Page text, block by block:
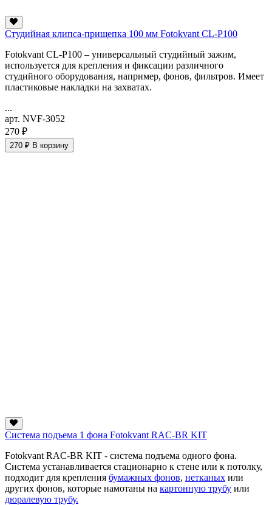
Студийная клипса-прищепка 100 мм Fotokvant CL-P100
Fotokvant CL-P100 – универсальный студийный зажим,
используется для крепления и фиксации различного
студийного оборудования, например, фонов, фильтров. Имеет
пластиковые накладки на захватах.
...
арт. NVF-3052
270 ₽
270 ₽ В корзину
Система подъема 1 фона Fotokvant RAC-BR KIT
Fotokvant RAC-BR KIT - система подъема одного фона.
Система устанавливается стационарно к стене или к потолку,
подходит для крепления бумажных фонов, нетканых или
других фонов, которые намотаны на картонную трубу или
дюралевую трубу.